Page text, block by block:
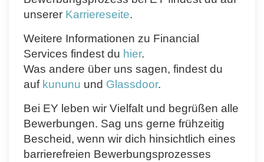
unserer Karriereseite.
Weitere Informationen zu Financial
Services findest du hier.
Was andere über uns sagen, findest du
auf kununu und Glassdoor.
Bei EY leben wir Vielfalt und begrüßen alle
Bewerbungen. Sag uns gerne frühzeitig
Bescheid, wenn wir dich hinsichtlich eines
barrierefreien Bewerbungsprozesses